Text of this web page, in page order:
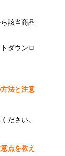
ら該当商品
ダウンロ
法と注意
ださい。
点を教え